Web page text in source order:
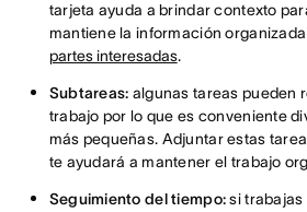
tarjeta ayuda a brindar contexto
mantiene la información
partes interesadas.
Subtareas: algunas tareas pueden
trabajo por lo que es conveniente
más pequeñas. Adjuntar estas
te ayudará a mantener el trabajo
Seguimiento del tiempo:si trabajas